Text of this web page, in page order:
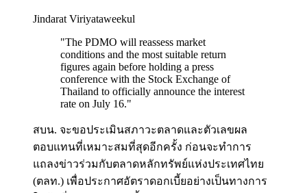
Jindarat Viriyataweekul
"The PDMO will reassess market
conditions and the most suitable return
figures again before holding a press
conference with the Stock Exchange of
Thailand to officially announce the interest
rate on July 16."
สบน. จะขอประเมินสภาวะตลาดและตัวเลขผล
ตอบแทนที่เหมาะสมที่สุดอีกครั้ง ก่อนจะทำการ
แถลงข่าวร่วมกับตลาดหลักทรัพย์แห่งประเทศไทย
(ตลท.) เพื่อประกาศอัตราดอกเบี้ยอย่างเป็นทางการ